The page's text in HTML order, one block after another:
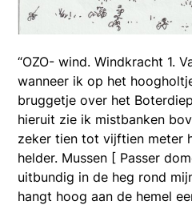
“OZO- wind. Windkracht 1.
wanneer ik op het
bruggetje over het
hieruit zie ik mistbanken
zeker tien tot vijftien meter
helder. Mussen [ Passer
uitbundig in de heg rond
hangt hoog aan de hemel